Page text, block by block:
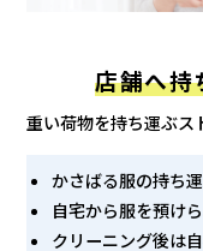
店舗へ持
重い荷物を持ち運ぶス
かさばる服の持ち
自宅から服を預け
クリーニング後は